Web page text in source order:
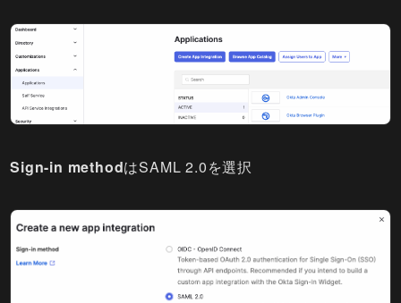
Sign-in methodはSAML 2.0を選択